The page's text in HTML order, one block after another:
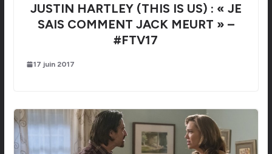
JUSTIN HARTLEY (THIS IS US) : « JE
SAIS COMMENT JACK MEURT » –
#FTV17
17 juin 2017